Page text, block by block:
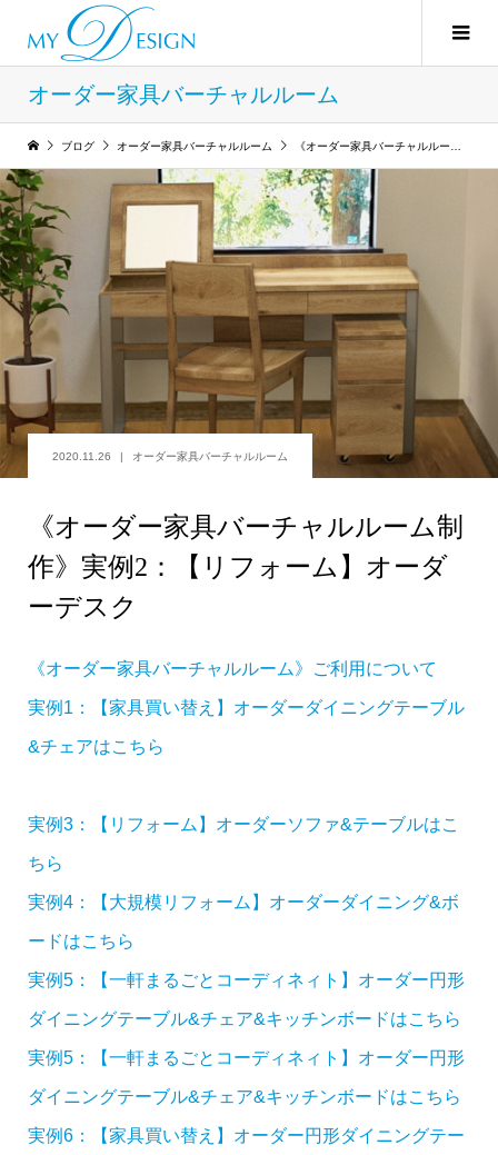
オーダー家具バーチャルルーム
ブログ オーダー家具バーチャルルーム 《オーダー家具バーチャルルーム制作》実例2：【リフォーム】オーダーデスク
2020.11.26 オーダー家具バーチャルルーム
《オーダー家具バーチャルルーム制
作》実例2：【リフォーム】オーダ
ーデスク
《オーダー家具バーチャルルーム》ご利用について
実例1：【家具買い替え】オーダーダイニングテーブル
&チェアはこちら
実例3：【リフォーム】オーダーソファ&テーブルはこ
ちら
実例4：【大規模リフォーム】オーダーダイニング&ボ
ードはこちら
実例5：【一軒まるごとコーディネィト】オーダー円形
ダイニングテーブル&チェア&キッチンボードはこちら
実例5：【一軒まるごとコーディネィト】オーダー円形
ダイニングテーブル&チェア&キッチンボードはこちら
実例6：【家具買い替え】オーダー円形ダイニングテー